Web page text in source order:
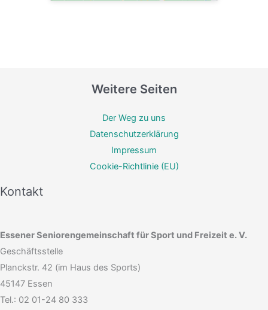
Weitere Seiten
Der Weg zu uns
Datenschutzerklärung
Impressum
Cookie-Richtlinie (EU)
Kontakt
Essener Seniorengemeinschaft für Sport und Freizeit e. V.
Geschäftsstelle
Planckstr. 42 (im Haus des Sports)
45147 Essen
Tel.: 02 01-24 80 333